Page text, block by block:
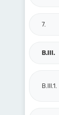
7.
B.III.
B.III.1.